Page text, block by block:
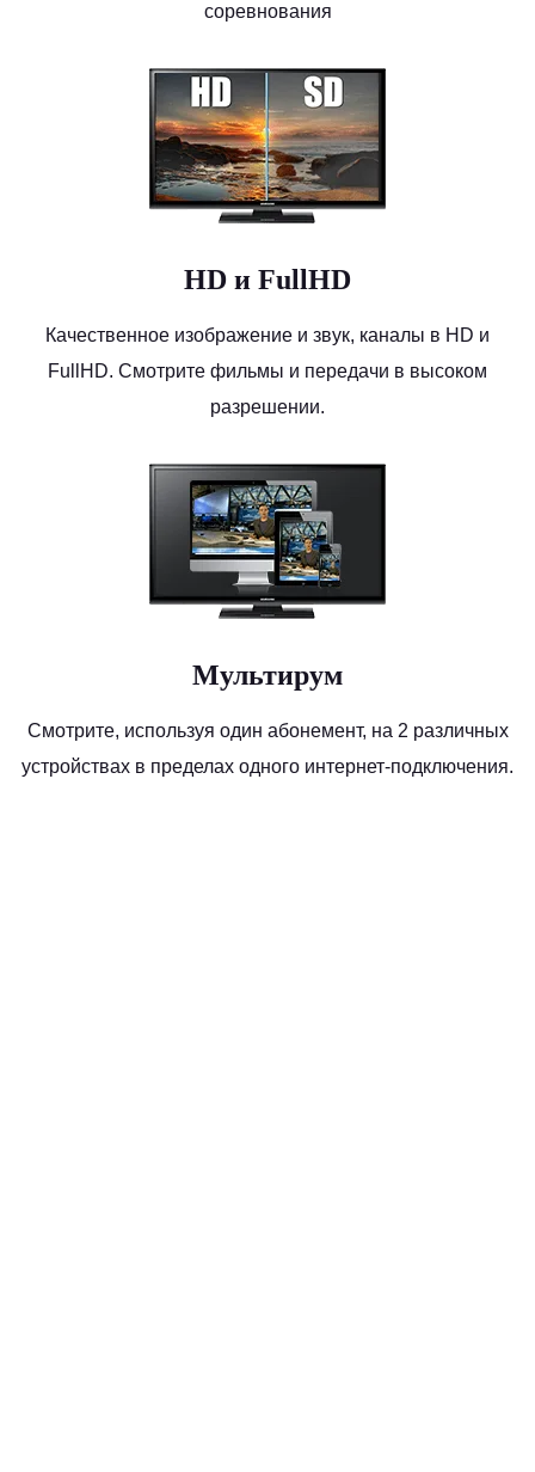
соревнования
HD и FullHD
Качественное изображение и звук, каналы в HD и
FullHD. Смотрите фильмы и передачи в высоком
разрешении.
Мультирум
Смотрите, используя один абонемент, на 2 различных
устройствах в пределах одного интернет-подключения.